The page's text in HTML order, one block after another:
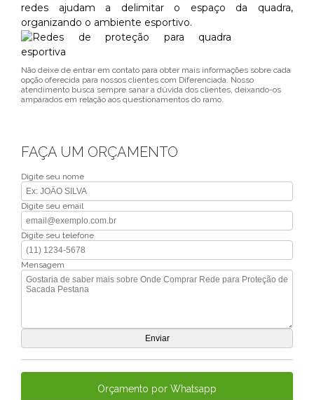
redes ajudam a delimitar o espaço da quadra,
organizando o ambiente esportivo.
Não deixe de entrar em contato para obter mais informações sobre cada
opção oferecida para nossos clientes com Diferenciada. Nosso
atendimento busca sempre sanar a dúvida dos clientes, deixando-os
amparados em relação aos questionamentos do ramo.
FAÇA UM ORÇAMENTO
Digite seu nome
Digite seu email
Digite seu telefone
Mensagem
Orçamento por Whatsapp